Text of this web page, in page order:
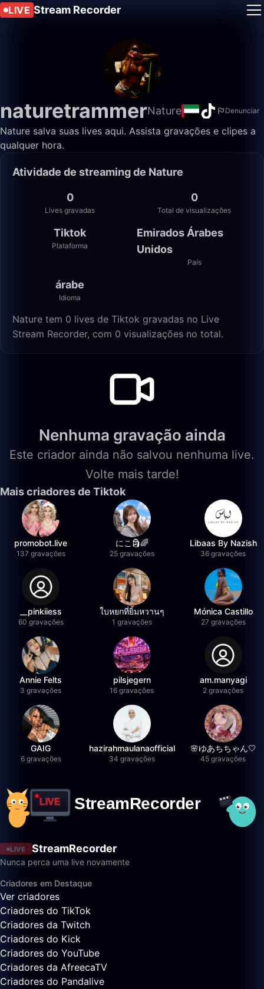
LIVE Stream Recorder
naturetrammerNature Denunciar
Nature salva suas lives aqui. Assista gravações e clipes a
qualquer hora.
Atividade de streaming de Nature
0
Lives gravadas
0
Total de visualizações
Tiktok
Plataforma
Emirados Árabes
Unidos
País
árabe
Idioma
Nature tem 0 lives de Tiktok gravadas no Live
Stream Recorder, com 0 visualizações no total.
Nenhuma gravação ainda
Este criador ainda não salvou nenhuma live.
Volte mais tarde!
Mais criadores de Tiktok
promobot.live
137 gravações
にこ🗿🌈
25 gravações
Libaas By Nazish
36 gravações
__pinkiiess
60 gravações
ใบหยกที่ยิ้มหวานๆ
1 gravações
Mónica Castillo
27 gravações
Annie Felts
3 gravações
pilsjegern
16 gravações
am.manyagi
2 gravações
GAIG
6 gravações
hazirahmaulanaofficial
34 gravações
🌸ゆあちちゃん🤍
45 gravações
LIVE StreamRecorder
Nunca perca uma live novamente
Criadores em Destaque
Ver criadores
Criadores do TikTok
Criadores da Twitch
Criadores do Kick
Criadores do YouTube
Criadores da AfreecaTV
Criadores do Pandalive